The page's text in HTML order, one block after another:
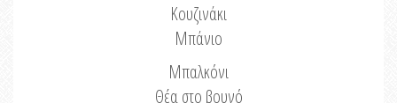
Κουζινάκι
Μπάνιο
Μπαλκόνι
Θέα στο βουνό